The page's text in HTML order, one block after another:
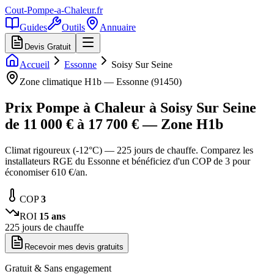
Cout-Pompe-a-Chaleur.fr
Guides
Outils Annuaire
Devis Gratuit
Accueil Essonne
Soisy Sur Seine
Zone climatique H1b — Essonne (91450)
Prix Pompe à Chaleur à Soisy Sur Seine
de 11 000 € à 17 700 € — Zone H1b
Climat rigoureux (-12°C) — 225 jours de chauffe. Comparez les
installateurs RGE du Essonne et bénéficiez d'un COP de 3 pour
économiser 610 €/an.
COP3
ROI 15 ans
225 jours de chauffe
Recevoir mes devis gratuits
Gratuit & Sans engagement